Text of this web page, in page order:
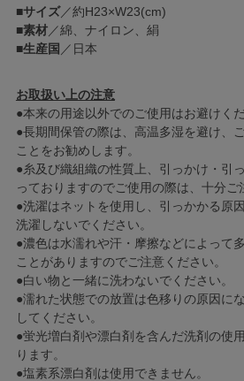
■サイズ／約H23×W23(cm)
■素材／綿、ナイロン、絹
■生産国 ／日本
お取扱い上の注意
●本来の用途以外でのご使用はお避けくだ
●長期間保管の際は、高温多湿を避け、
ことをお勧めします。
●糸及び織組織の性質上、引っかけ・引
っておりますのでご使用の際は、十分ご
●洗濯はネットを使用し、引っかかる原
洗濯しないでください。
●濃色は水濡れや汗・摩擦などによって
ことがありますのでご注意ください。
●白い物と一緒に洗わないでください。
●濡れた状態での放置は色移りの原因に
してください。
●蛍光増白剤や漂白剤を含んだ洗剤の使
ります。
●塩素系漂白剤は使用できません。